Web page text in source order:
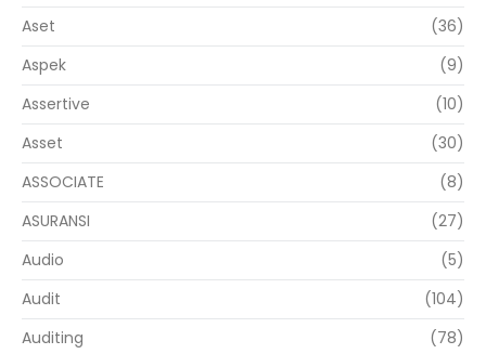
Aset
(36)
Aspek
(9)
Assertive
(10)
Asset
(30)
ASSOCIATE
(8)
ASURANSI
(27)
Audio
(5)
Audit
(104)
Auditing
(78)